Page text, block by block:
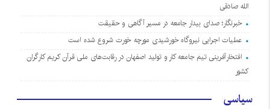
الله صادقی
خبرنگار؛ صدای بیدار جامعه در مسیر آگاهی و حقیقت
عملیات اجرایی نیروگاه خورشیدی مورچه خورت شروع شده است
افتخارآفرینی تیم جامعه کار و تولید اصفهان در رقابت‌های ملی قرآن کریم کارگران
کشور
سیاسی